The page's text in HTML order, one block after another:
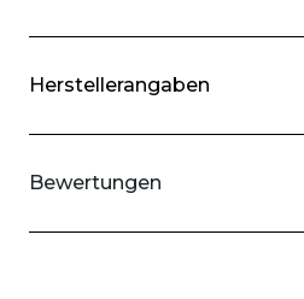
Herstellerangaben
Bewertungen